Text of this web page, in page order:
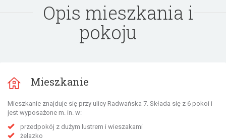
Opis mieszkania i
pokoju
Mieszkanie
Mieszkanie znajduje się przy ulicy Radwańska 7. Składa się z 6 pokoi i
jest wyposażone m. in. w:
przedpokój z dużym lustrem i wieszakami
żelazko